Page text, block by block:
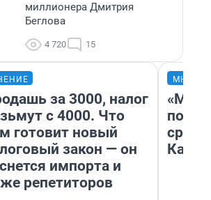
миллионера Дмитрия
Беглова
4 720 15
за 3000, налог
с 4000. Что
готовит новый
закон — он
импорта и
репетиторов